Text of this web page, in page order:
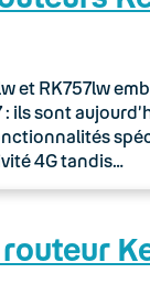
et RK757lw
: ils sont
4G tandis…